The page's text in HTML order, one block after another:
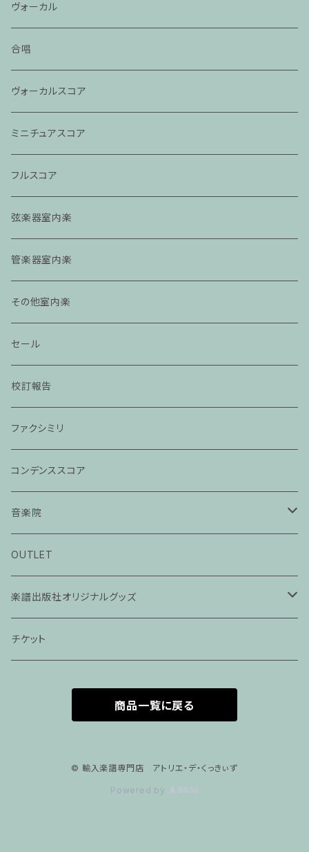
ヴォーカル
合唱
ヴォーカルスコア
ミニチュアスコア
フルスコア
弦楽器室内楽
管楽器室内楽
その他室内楽
セール
校訂報告
ファクシミリ
コンデンススコア
音楽院
ピアノ科３０分レッスン
ピアノ科４５分レッスン
家族割プラン
家族割適用プラン2
声楽ピアノ４５分レッスン
ヴァイオリンピアノ６０分レッスン
OUTLET
楽譜出版社オリジナルグッズ
アパレル
チケット
商品一覧に戻る
© 輸入楽譜専門店 アトリエ・デ・くっきぃず
Powered by